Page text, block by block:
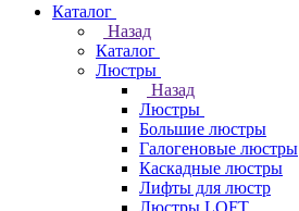
Каталог
Назад
Каталог
Люстры
Назад
Люстры
Большие люстры
Галогеновые люстры
Каскадные люстры
Лифты для люстр
Люстры LOFT